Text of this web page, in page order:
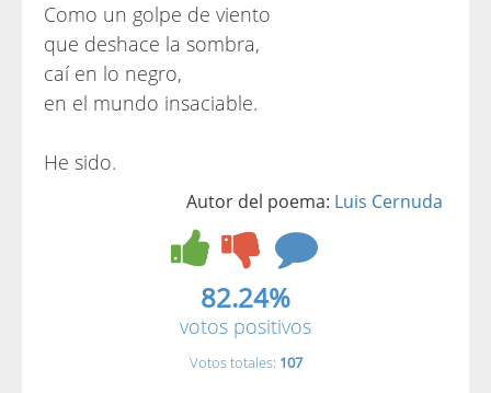
Como un golpe de viento
que deshace la sombra,
caí en lo negro,
en el mundo insaciable.
He sido.
Autor del poema: Luis Cernuda
82.24%
votos positivos
Votos totales: 107